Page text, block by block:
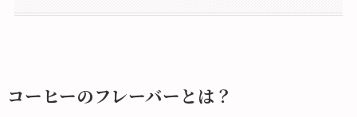
コーヒーのフレーバーとは？